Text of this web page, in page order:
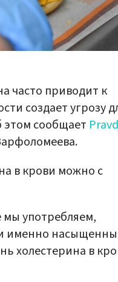
часто приводит к
создает угрозу
этом сообщает
в крови можно с
мы употребляем,
именно
холестерина в